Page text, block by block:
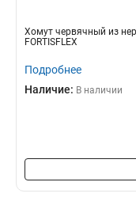
Хомут червячный из
FORTISFLEX
Подробнее
Наличие: В наличии